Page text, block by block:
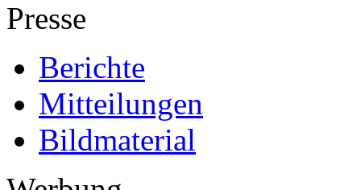
Presse
Berichte
Mitteilungen
Bildmaterial